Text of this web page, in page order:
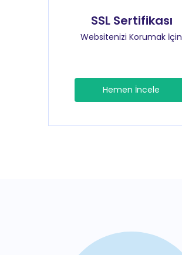
SSL Sertifikası
Websitenizi Korumak İçin
Hemen İncele